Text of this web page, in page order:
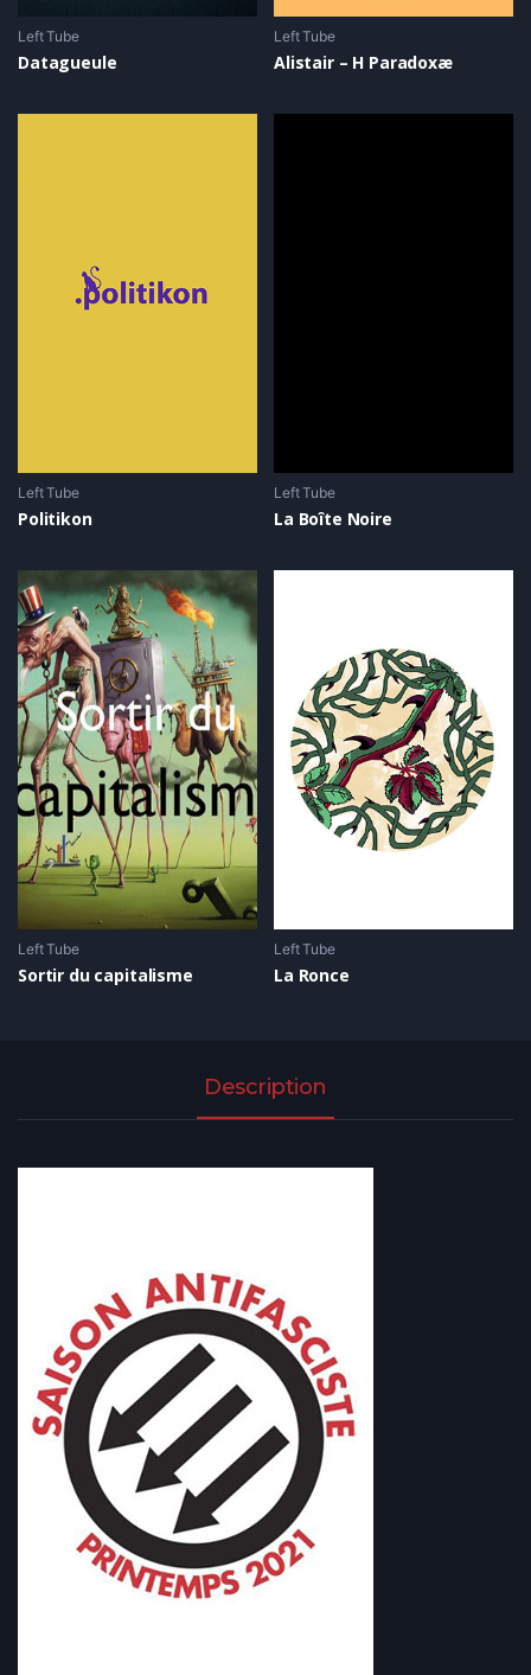
Left Tube
Datagueule
Left Tube
Alistair – H Paradoxæ
Left Tube
Politikon
Left Tube
La Boîte Noire
Left Tube
Sortir du capitalisme
Left Tube
La Ronce
Description